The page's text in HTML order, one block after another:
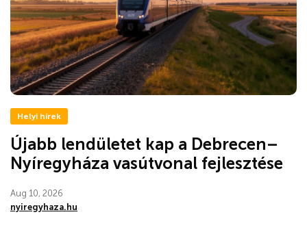
Helyi hírek
Újabb lendületet kap a Debrecen–
Nyíregyháza vasútvonal fejlesztése
Aug 10, 2026
nyiregyhaza.hu